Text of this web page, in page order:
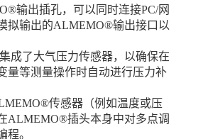
输出插孔，可以同时连接PC/网
拟输出的ALMEMO®输出接口以
成了大气压力传感器，以确保在
量等测量操作时自动进行压力补
传感器（例如温度或压
ALMEMO®插头本身中对多点调
程。